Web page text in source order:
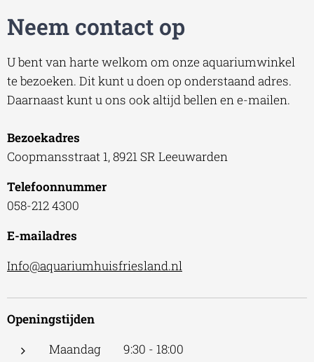
Neem contact op
U bent van harte welkom om onze aquariumwinkel
te bezoeken. Dit kunt u doen op onderstaand adres.
Daarnaast kunt u ons ook altijd bellen en e-mailen.
Bezoekadres
Coopmansstraat 1, 8921 SR Leeuwarden
Telefoonnummer
058-212 4300
E-mailadres
Info@aquariumhuisfriesland.nl
Openingstijden
Maandag 9:30 - 18:00